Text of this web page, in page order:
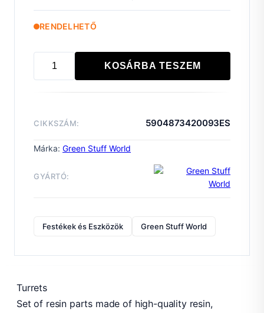
RENDELHETŐ
KOSÁRBA TESZEM
CIKKSZÁM: 5904873420093ES
Márka: Green Stuff World
GYÁRTÓ:
Festékek és Eszközök Green Stuff World
Turrets
Set of resin parts made of high-quality resin,